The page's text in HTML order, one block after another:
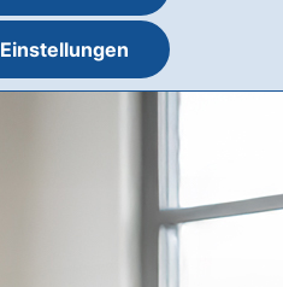
Einstellungen